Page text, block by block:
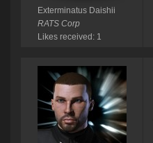
Exterminatus Daishii
RATS Corp
Likes received: 1